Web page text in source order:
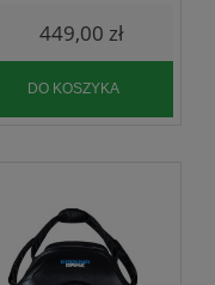
449,00 zł
DO KOSZYKA